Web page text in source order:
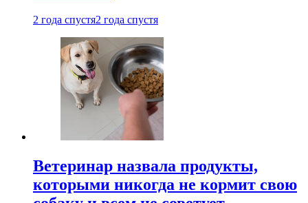
2 года спустя2 года спустя
Ветеринар назвала продукты,
которыми никогда не кормит свою